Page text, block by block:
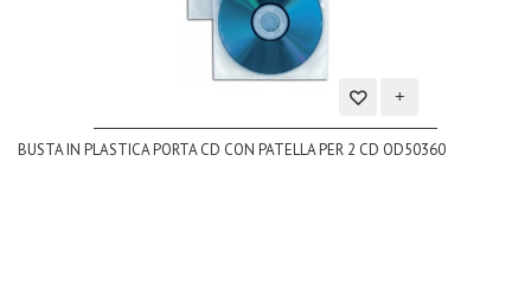
Aggiungi
alla
BUSTA IN PLASTICA PORTA CD CON PATELLA PER 2 CD OD50360